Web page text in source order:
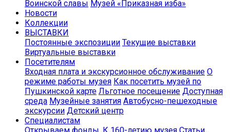
Воинской славы Музей «Приказная изба»
Новости
Коллекции
ВЫСТАВКИ
Постоянные экспозиции Текущие выставки
Виртуальные выставки
Посетителям
Входная плата и экскурсионное обслуживание О
режиме работы музея Как посетить музей по
Пушкинской карте Льготное посещение Доступная
среда Музейные занятия Автобусно-пешеходные
экскурсии Детский центр
Специалистам